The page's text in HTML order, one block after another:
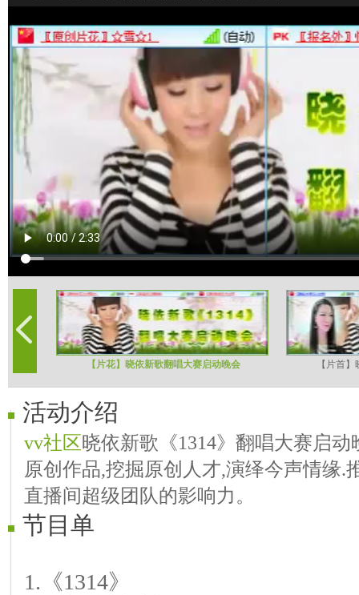
【片花】晓依新歌翻唱大赛启动晚会 【片首
活动介绍
vv社区晓依新歌《1314》翻唱大赛启
原创作品,挖掘原创人才,演绎今声情缘.
直播间超级团队的影响力。
节目单
1. 《1314》